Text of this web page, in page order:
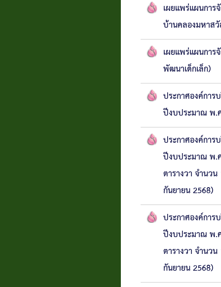
เผยแพร่แผนกา
บ้านคลองมหาส
เผยแพร่แผนกา
พัฒนาเด็กเล็ก)
ประกาศองค์การ
ปีงบประมาณ พ.
ประกาศองค์การ
ปีงบประมาณ พ.
ตารางวา จำนว
กันยายน 2568)
ประกาศองค์การ
ปีงบประมาณ พ.
ตารางวา จำนว
กันยายน 2568)